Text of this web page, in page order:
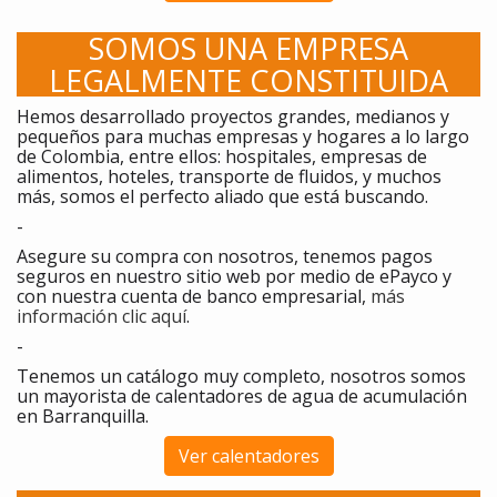
SOMOS UNA EMPRESA
LEGALMENTE CONSTITUIDA
Hemos desarrollado proyectos grandes, medianos y
pequeños para muchas empresas y hogares a lo largo
de Colombia, entre ellos: hospitales, empresas de
alimentos, hoteles, transporte de fluidos, y muchos
más, somos el perfecto aliado que está buscando.
-
Asegure su compra con nosotros, tenemos pagos
seguros en nuestro sitio web por medio de ePayco y
con nuestra cuenta de banco empresarial, más
información clic aquí.
-
Tenemos un catálogo muy completo, nosotros somos
un mayorista de calentadores de agua de acumulación
en Barranquilla.
Ver calentadores